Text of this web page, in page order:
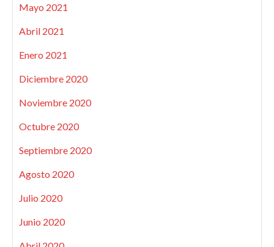
Mayo 2021
Abril 2021
Enero 2021
Diciembre 2020
Noviembre 2020
Octubre 2020
Septiembre 2020
Agosto 2020
Julio 2020
Junio 2020